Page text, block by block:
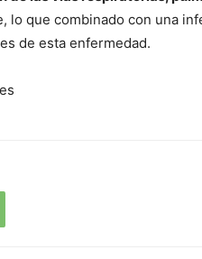
lo que combinado con una
de esta enfermedad.